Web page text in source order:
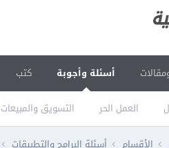
أسئلة وأجوبة
العمل الحر التسويق والمبيعات
كتب
الأقسام أسئلة البرامج والتطبيقات